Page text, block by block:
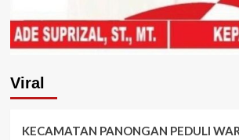
Viral
KECAMATAN PANONGAN PEDULI